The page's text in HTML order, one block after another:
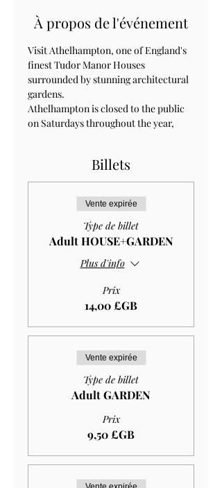
À propos de l'événement
Visit Athelhampton, one of England's
finest Tudor Manor Houses
surrounded by stunning architectural
gardens.
Athelhampton is closed to the public
on Saturdays throughout the year,
Billets
Vente expirée
Type de billet
Adult HOUSE+GARDEN
Plus d'info
Prix
14,00 £GB
Vente expirée
Type de billet
Adult GARDEN
Prix
9,50 £GB